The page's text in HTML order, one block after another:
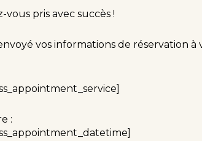
pris avec succès !
vos informations de réservation à
: